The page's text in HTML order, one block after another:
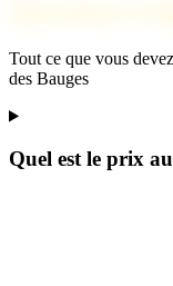
Tout ce que vous
des Bauges
Quel est le prix